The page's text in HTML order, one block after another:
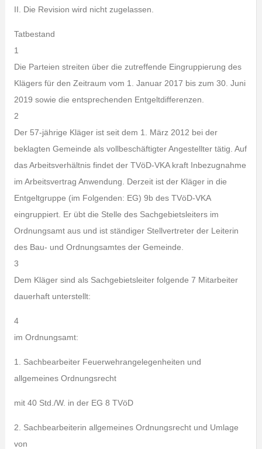
II. Die Revision wird nicht zugelassen.
Tatbestand
1
Die Parteien streiten über die zutreffende Eingruppierung des
Klägers für den Zeitraum vom 1. Januar 2017 bis zum 30. Juni
2019 sowie die entsprechenden Entgeltdifferenzen.
2
Der 57-jährige Kläger ist seit dem 1. März 2012 bei der
beklagten Gemeinde als vollbeschäftigter Angestellter tätig. Auf
das Arbeitsverhältnis findet der TVöD-VKA kraft Inbezugnahme
im Arbeitsvertrag Anwendung. Derzeit ist der Kläger in die
Entgeltgruppe (im Folgenden: EG) 9b des TVöD-VKA
eingruppiert. Er übt die Stelle des Sachgebietsleiters im
Ordnungsamt aus und ist ständiger Stellvertreter der Leiterin
des Bau- und Ordnungsamtes der Gemeinde.
3
Dem Kläger sind als Sachgebietsleiter folgende 7 Mitarbeiter
dauerhaft unterstellt:
4
im Ordnungsamt:
1. Sachbearbeiter Feuerwehrangelegenheiten und
allgemeines Ordnungsrecht
mit 40 Std./W. in der EG 8 TVöD
2. Sachbearbeiterin allgemeines Ordnungsrecht und Umlage
von